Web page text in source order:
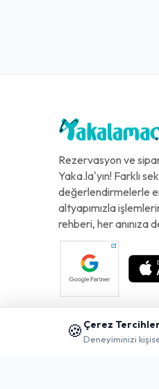
Rezervasyon ve
Yaka.la'yın! Farklı
değerlendirmelerle
altyapımızla
rehberi, her anınıza
🍪 Çerez
Deneyiminizi